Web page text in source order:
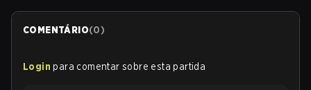
COMENTÁRIO(0)
Login para comentar sobre esta partida